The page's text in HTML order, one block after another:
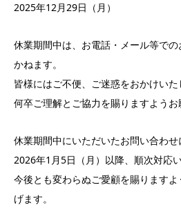
2025年12月29日（月）
休業期間中は、お電話・メール等で
かねます。
皆様にはご不便、ご迷惑をおかけいた
何卒ご理解とご協力を賜りますようお
休業期間中にいただいたお問い合わせ
2026年1月5日（月）以降、順次対応い
今後とも変わらぬご愛顧を賜ります
げます。